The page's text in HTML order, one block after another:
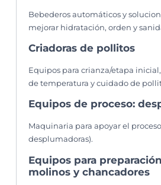
Bebederos automáticos y
mejorar hidratación, orden y
Criadoras de pollitos
Equipos para crianza/etapa
de temperatura y cuidado de
Equipos de proceso:
Maquinaria para apoyar el
desplumadoras).
Equipos para
molinos y chancadores